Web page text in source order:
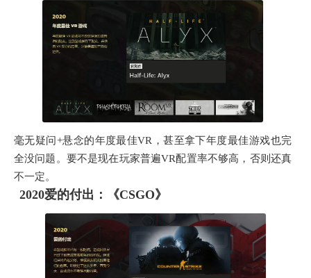
毫无疑问+悬念的年度最佳VR，甚至拿下年度最佳游戏也完
全没问题。要不是现在玩家普遍VR配置率不够高，否则还真
不一定。
2020爱的付出：《CSGO》